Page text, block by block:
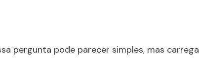
pergunta pode parecer simples, mas carrega